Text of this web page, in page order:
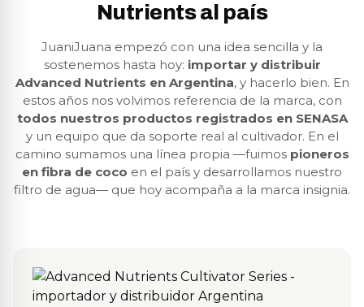
Nutrients al país
JuaniJuana empezó con una idea sencilla y la
sostenemos hasta hoy: importar y distribuir
Advanced Nutrients en Argentina, y hacerlo bien. En
estos años nos volvimos referencia de la marca, con
todos nuestros productos registrados en SENASA
y un equipo que da soporte real al cultivador. En el
camino sumamos una línea propia —fuimos pioneros
en fibra de coco en el país y desarrollamos nuestro
filtro de agua— que hoy acompaña a la marca insignia.